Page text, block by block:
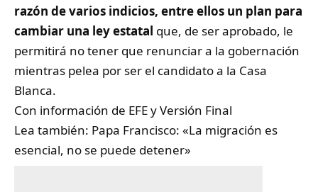
razón de varios indicios, entre ellos un plan para
cambiar una ley estatal que, de ser aprobado, le
permitirá no tener que renunciar a la gobernación
mientras pelea por ser el candidato a la Casa
Blanca.
Con información de EFE y Versión Final
Lea también: Papa Francisco: «La migración es
esencial, no se puede detener»